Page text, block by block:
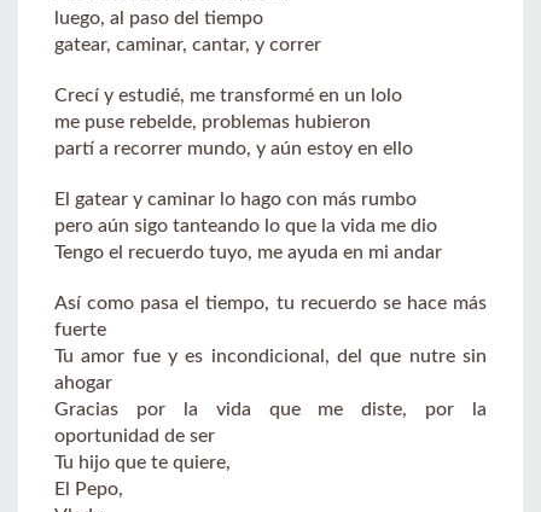
luego, al paso del tiempo
gatear, caminar, cantar, y correr
Crecí y estudié, me transformé en un lolo
me puse rebelde, problemas hubieron
partí a recorrer mundo, y aún estoy en ello
El gatear y caminar lo hago con más rumbo
pero aún sigo tanteando lo que la vida me dio
Tengo el recuerdo tuyo, me ayuda en mi andar
Así como pasa el tiempo, tu recuerdo se hace más
fuerte
Tu amor fue y es incondicional, del que nutre sin
ahogar
Gracias por la vida que me diste, por la
oportunidad de ser
Tu hijo que te quiere,
El Pepo,